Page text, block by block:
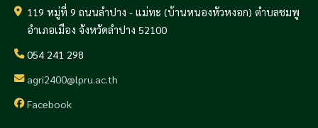
119 หมู่ที่ 9 ถนนลำปาง - แม่ทะ (บ้านหนองหัวหงอก) ตำบลชมพู
อำเภอเมือง จังหวัดลำปาง 52100
054 241 298
agri2400@lpru.ac.th
Facebook